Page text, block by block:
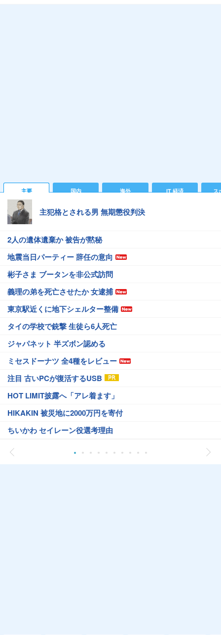
主要 国内 海外 IT 経済 ス
主犯格とされる男 無期懲役判決
2人の遺体遺棄か 被告が黙秘
地震当日パーティー 辞任の意向
彬子さま ブータンを非公式訪問
義理の弟を死亡させたか 女逮捕
東京駅近くに地下シェルター整備
タイの学校で銃撃 生徒ら6人死亡
ジャパネット 半ズボン認める
ミセスドーナツ 全4種をレビュー
注目 古いPCが復活するUSB
HOT LIMIT披露へ「アレ着ます」
HIKAKIN 被災地に2000万円を寄付
ちいかわ セイレーン役選考理由